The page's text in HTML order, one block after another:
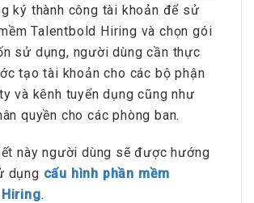
ký thành công tài khoản để sử
Talentbold Hiring và chọn gói
sử dụng, người dùng cần thực
tạo tài khoản cho các bộ phận
và kênh tuyển dụng cũng như
quyền cho các phòng ban.
này người dùng sẽ được hướng
dụng cấu hình phần mềm
.